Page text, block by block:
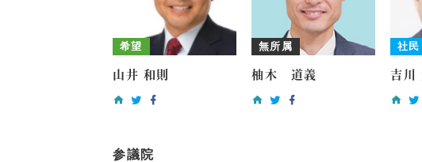
希望
山井 和則
無所属
柚木 道義
社民
吉川
参議院